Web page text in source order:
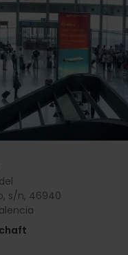
s/n, 46940